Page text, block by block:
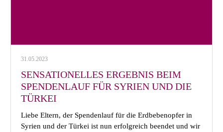
31.05.2023
SENSATIONELLES ERGEBNIS BEIM
SPENDENLAUF FÜR SYRIEN UND DIE
TÜRKEI
Liebe Eltern, der Spendenlauf für die Erdbebenopfer in
Syrien und der Türkei ist nun erfolgreich beendet und wir